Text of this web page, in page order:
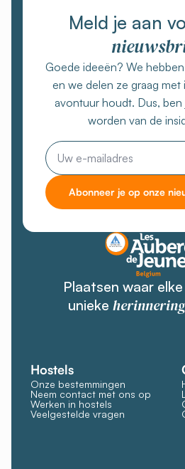
Meld je aan
Goede ideeën? We
en we delen ze graag met
avontuur houdt. Dus, ben
worden van de
E-
mail
Abonneer je op onze
Plaatsen waar elke
unieke
Hostels
Onze bestemmingen
Neem contact met ons op
Werken in hostels
Veelgestelde vragen